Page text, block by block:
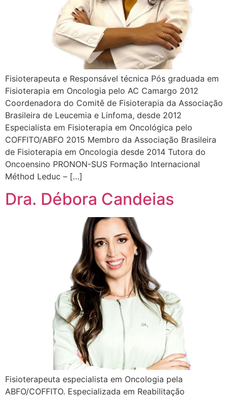
Fisioterapeuta e Responsável técnica Pós graduada em
Fisioterapia em Oncologia pelo AC Camargo 2012
Coordenadora do Comitê de Fisioterapia da Associação
Brasileira de Leucemia e Linfoma, desde 2012
Especialista em Fisioterapia em Oncológica pelo
COFFITO/ABFO 2015 Membro da Associação Brasileira
de Fisioterapia em Oncologia desde 2014 Tutora do
Oncoensino PRONON-SUS Formação Internacional
Méthod Leduc – […]
Dra. Débora Candeias
Fisioterapeuta especialista em Oncologia pela
ABFO/COFFITO. Especializada em Reabilitação